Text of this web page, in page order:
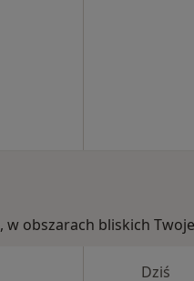
w obszarach bliskich
Dziś